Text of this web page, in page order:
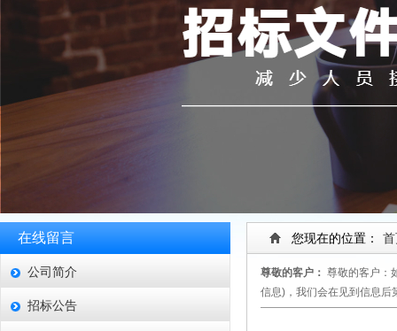
在线留言
公司简介
招标公告
您现在的位置：
尊敬的客户： 尊敬的客户：
信息)，我们会在见到信息后